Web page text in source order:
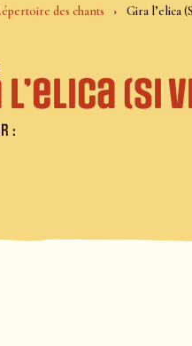
des chants Gira l’elica
(Si
: